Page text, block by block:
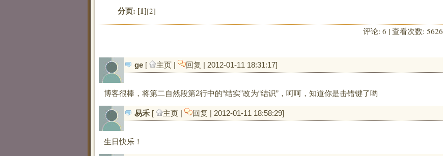
分页: [1][2]
评论: 6 | 查看次数: 5626
ge [ 主页 | 回复 | 2012-01-11 18:31:17]
博客很棒，将第二自然段第2行中的“结实”改为“结识”，呵呵，知道你是击错键了哟
易禾 [ 主页 | 回复 | 2012-01-11 18:58:29]
生日快乐！